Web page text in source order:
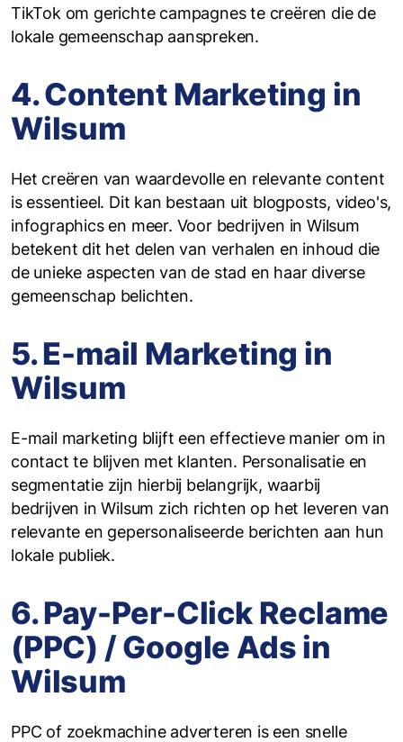
TikTok om gerichte campagnes te creëren die de
lokale gemeenschap aanspreken.
4. Content Marketing in
Wilsum
Het creëren van waardevolle en relevante content
is essentieel. Dit kan bestaan uit blogposts, video's,
infographics en meer. Voor bedrijven in Wilsum
betekent dit het delen van verhalen en inhoud die
de unieke aspecten van de stad en haar diverse
gemeenschap belichten.
5. E-mail Marketing in
Wilsum
E-mail marketing blijft een effectieve manier om in
contact te blijven met klanten. Personalisatie en
segmentatie zijn hierbij belangrijk, waarbij
bedrijven in Wilsum zich richten op het leveren van
relevante en gepersonaliseerde berichten aan hun
lokale publiek.
6. Pay-Per-Click Reclame
(PPC) / Google Ads in
Wilsum
PPC of zoekmachine adverteren is een snelle